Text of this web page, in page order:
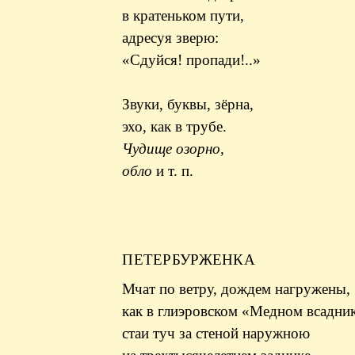
в кратеньком пути,
адресуя зверю:
«Сдуйся! пропади!..»
Звуки, буквы, зёрна,
эхо, как в трубе.
Чудище озорно,
облои т. п.
ПЕТЕРБУРЖЕНКА
Мчат по ветру, дождем нагружены,
как в глиэровском «Медном
стаи туч за стеной наружною